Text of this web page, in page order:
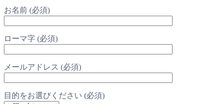
お名前 (必須)
ローマ字 (必須)
メールアドレス (必須)
目的をお選びください (必須)